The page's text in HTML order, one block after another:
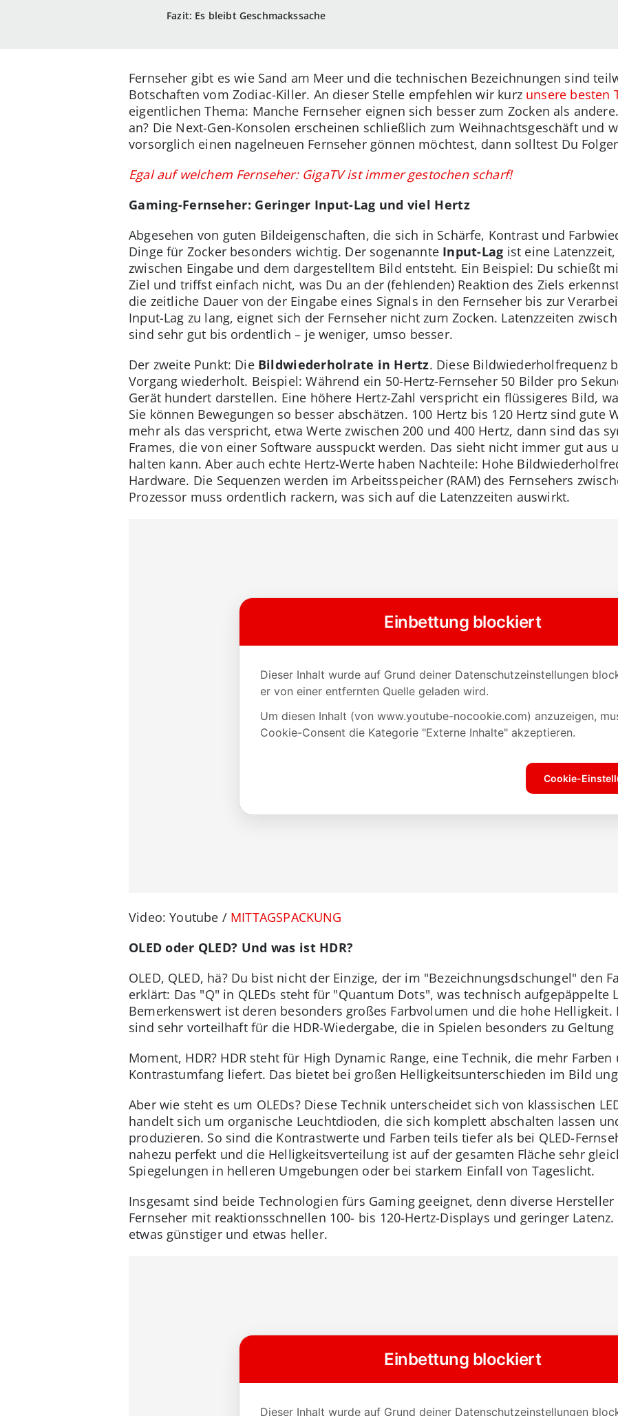
Fazit: Es bleibt Geschmackssache
Fernseher gibt es wie Sand am Meer und die technischen Bezeichnungen sind
Botschaften vom Zodiac-Killer. An dieser Stelle empfehlen wir kurz unsere besten
eigentlichen Thema: Manche Fernseher eignen sich besser zum Zocken als
an? Die Next-Gen-Konsolen erscheinen schließlich zum Weihnachtsgeschäft und
vorsorglich einen nagelneuen Fernseher gönnen möchtest, dann solltest Du
Egal auf welchem Fernseher: GigaTV ist immer gestochen scharf!
Gaming-Fernseher: Geringer Input-Lag und viel Hertz
Abgesehen von guten Bildeigenschaften, die sich in Schärfe, Kontrast und
Dinge für Zocker besonders wichtig. Der sogenannte Input-Lag ist eine
zwischen Eingabe und dem dargestelltem Bild entsteht. Ein Beispiel: Du schießt
Ziel und triffst einfach nicht, was Du an der (fehlenden) Reaktion des Ziels
die zeitliche Dauer von der Eingabe eines Signals in den Fernseher bis zur
Input-Lag zu lang, eignet sich der Fernseher nicht zum Zocken. Latenzzeiten
sind sehr gut bis ordentlich – je weniger, umso besser.
Der zweite Punkt: Die Bildwiederholrate in Hertz. Diese Bildwiederholfrequenz
Vorgang wiederholt. Beispiel: Während ein 50-Hertz-Fernseher 50 Bilder pro
Gerät hundert darstellen. Eine höhere Hertz-Zahl verspricht ein flüssigeres Bild,
Sie können Bewegungen so besser abschätzen. 100 Hertz bis 120 Hertz sind gute
mehr als das verspricht, etwa Werte zwischen 200 und 400 Hertz, dann sind das
Frames, die von einer Software ausspuckt werden. Das sieht nicht immer gut aus
halten kann. Aber auch echte Hertz-Werte haben Nachteile: Hohe
Hardware. Die Sequenzen werden im Arbeitsspeicher (RAM) des Fernsehers
Prozessor muss ordentlich rackern, was sich auf die Latenzzeiten auswirkt.
Video: Youtube / MITTAGSPACKUNG
OLED oder QLED? Und was ist HDR?
OLED, QLED, hä? Du bist nicht der Einzige, der im "Bezeichnungsdschungel" den
erklärt: Das "Q" in QLEDs steht für "Quantum Dots", was technisch aufgepäppelte
Bemerkenswert ist deren besonders großes Farbvolumen und die hohe Helligkeit.
sind sehr vorteilhaft für die HDR-Wiedergabe, die in Spielen besonders zu
Moment, HDR? HDR steht für High Dynamic Range, eine Technik, die mehr
Kontrastumfang liefert. Das bietet bei großen Helligkeitsunterschieden im Bild
Aber wie steht es um OLEDs? Diese Technik unterscheidet sich von klassischen
handelt sich um organische Leuchtdioden, die sich komplett abschalten lassen
produzieren. So sind die Kontrastwerte und Farben teils tiefer als bei QLED-
nahezu perfekt und die Helligkeitsverteilung ist auf der gesamten Fläche sehr
Spiegelungen in helleren Umgebungen oder bei starkem Einfall von Tageslicht.
Insgesamt sind beide Technologien fürs Gaming geeignet, denn diverse Hersteller
Fernseher mit reaktionsschnellen 100- bis 120-Hertz-Displays und geringer Latenz.
etwas günstiger und etwas heller.